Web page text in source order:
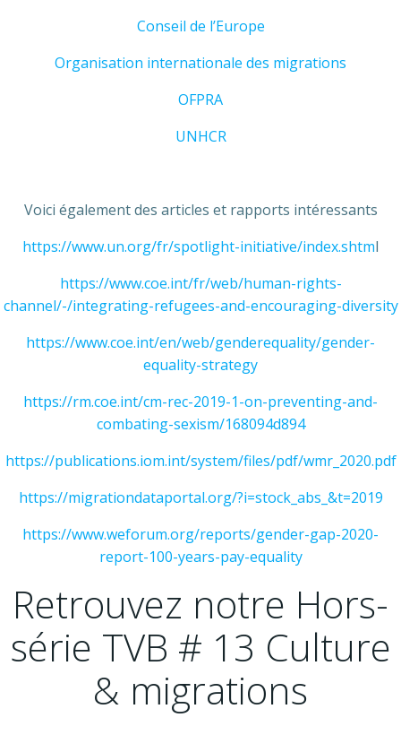
Conseil de l’Europe
Organisation internationale des migrations
OFPRA
UNHCR
Voici également des articles et rapports intéressants
https://www.un.org/fr/spotlight-initiative/index.shtml
https://www.coe.int/fr/web/human-rights-
channel/-/integrating-refugees-and-encouraging-diversity
https://www.coe.int/en/web/genderequality/gender-
equality-strategy
https://rm.coe.int/cm-rec-2019-1-on-preventing-and-
combating-sexism/168094d894
https://publications.iom.int/system/files/pdf/wmr_2020.pdf
https://migrationdataportal.org/?i=stock_abs_&t=2019
https://www.weforum.org/reports/gender-gap-2020-
report-100-years-pay-equality
Retrouvez notre Hors-
série TVB # 13 Culture
& migrations